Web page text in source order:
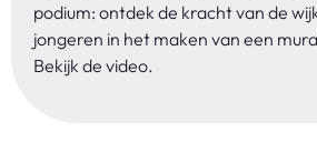
podium: ontdek de kracht van de
jongeren in het maken van een
Bekijk de video.